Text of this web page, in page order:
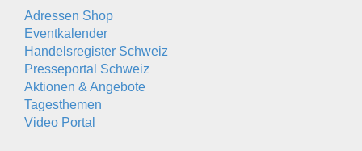
Adressen Shop
Eventkalender
Handelsregister Schweiz
Presseportal Schweiz
Aktionen & Angebote
Tagesthemen
Video Portal